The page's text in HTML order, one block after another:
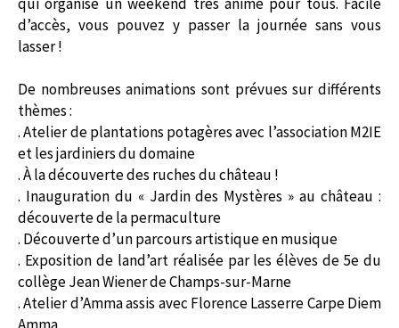
d’accès, vous pouvez y passer la journée sans vous
lasser !
De nombreuses animations sont prévues sur différents
thèmes :
. Atelier de plantations potagères avec l’association M2IE
et les jardiniers du domaine
. À la découverte des ruches du château !
. Inauguration du « Jardin des Mystères » au château :
découverte de la permaculture
. Découverte d’un parcours artistique en musique
. Exposition de land’art réalisée par les élèves de 5e du
collège Jean Wiener de Champs-sur-Marne
. Atelier d’Amma assis avec Florence Lasserre Carpe Diem